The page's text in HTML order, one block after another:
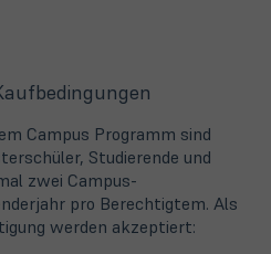
Campus Programm sind
Studierende und
zwei Campus-
pro Berechtigtem. Als
werden akzeptiert: